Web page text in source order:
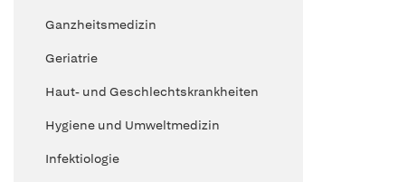
Ganzheitsmedizin
Geriatrie
Haut- und Geschlechtskrankheiten
Hygiene und Umweltmedizin
Infektiologie